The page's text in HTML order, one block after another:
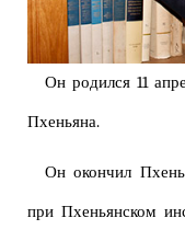
Он родился 11
Пхеньяна.
Он окончил
при Пхеньянском